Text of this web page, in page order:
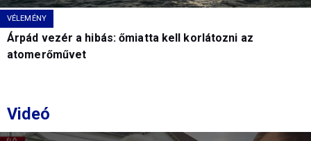
VÉLEMÉNY
Árpád vezér a hibás: őmiatta kell korlátozni az
atomerőművet
Videó